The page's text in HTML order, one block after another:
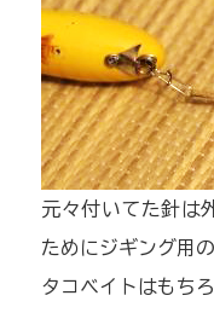
元々付いてた針は
ためにジギング用
タコベイトはもちろ